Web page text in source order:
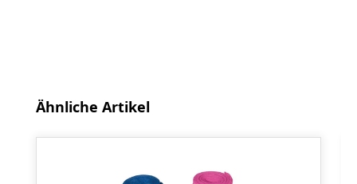
Produktgalerie überspringen
Ähnliche Artikel